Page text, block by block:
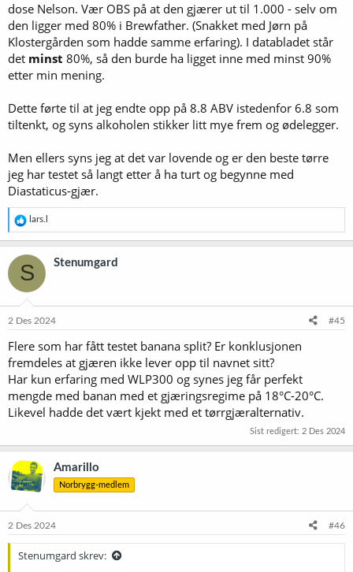
dose Nelson. Vær OBS på at den gjærer ut til 1.000 - selv om
den ligger med 80% i Brewfather. (Snakket med Jørn på
Klostergården som hadde samme erfaring). I databladet står
det minst 80%, så den burde ha ligget inne med minst 90%
etter min mening.
Dette førte til at jeg endte opp på 8.8 ABV istedenfor 6.8 som
tiltenkt, og syns alkoholen stikker litt mye frem og ødelegger.
Men ellers syns jeg at det var lovende og er den beste tørre
jeg har testet så langt etter å ha turt og begynne med
Diastaticus-gjær.
R
e
a
k
s
j
o
e
:
lars.l
S Stenumgard
2 Des 2024 #45
Flere som har fått testet banana split? Er konklusjonen
fremdeles at gjæren ikke lever opp til navnet sitt?
Har kun erfaring med WLP300 og synes jeg får perfekt
mengde med banan med et gjæringsregime på 18°C-20°C.
Likevel hadde det vært kjekt med et tørrgjæralternativ.
Sist redigert: 2 Des 2024
Amarillo
Norbrygg-medlem
2 Des 2024 #46
Stenumgard skrev: